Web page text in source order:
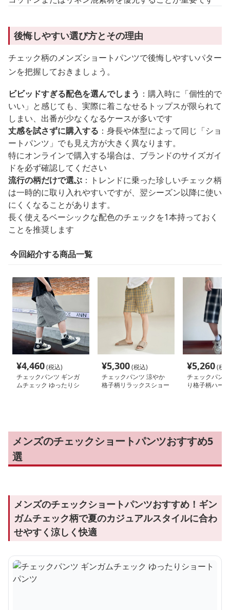
後悔しやすい選び方とその理由
チェック柄のメンズショートパンツで後悔しやすいパター
ンを把握しておきましょう。
ビビッドすぎる配色を選んでしまう ：購入時に「個性的で
いい」と感じても、実際に着こなせるトップスが限られて
しまい、出番が少なくなるケースが多いです
丈感を試さずに購入する ：身長や体型によって同じ「ショ
ートパンツ」でも見え方が大きく異なります。
特にオンラインで購入する場合は、ブランドのサイズガイ
ドを必ず確認してください
流行の柄だけで選ぶ ：トレンドに乗った珍しいチェック柄
は一時的に取り入れやすいですが、翌シーズン以降に使い
にくくなることがあります。
長く使えるベーシックな配色のチェックを1本持っておく
ことを推奨します
今回紹介する商品一覧
¥4,460(税込)
チェックパンツ ギンガ
ムチェック ゆったりシ
¥5,300(税込)
チェックパンツ 涼やか
格子柄リラックスショー
¥5,260(税
チェックパン
り格子柄ハー
メンズのチェックショートパンツおすすめ5
選
メンズのチェックショートパンツおすすめ！ギン
ガムチェック柄で夏のカジュアルスタイルに合わ
せやすく涼しく快適